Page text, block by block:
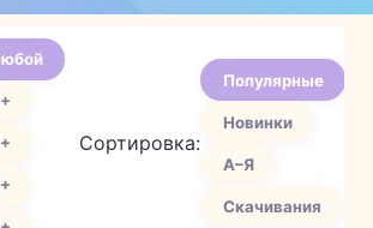
Сортировка:
Популярные
Новинки
А–Я
Скачивания